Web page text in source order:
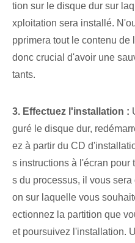
tion‍ sur le disque dur ⁤sur
xploitation sera installé.
pprimera‌ tout le contenu
donc crucial⁢ d'avoir une
tants.
3. Effectuez⁢ l'installation⁢ :
guré le disque dur,
ez à partir du CD
s instructions à l'écran pour
s du processus, il vous
on sur laquelle vous
ectionnez la partition que
et poursuivez l'installation.